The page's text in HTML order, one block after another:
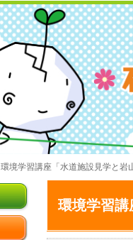
環境学習講座「水道施設見学と岩
環境学習講